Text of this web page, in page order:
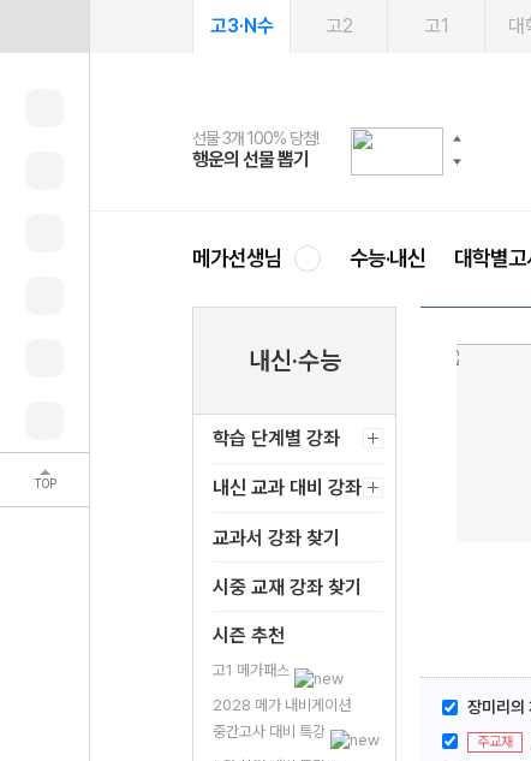
TOP
고3·N수 고2 고1 대
선물 3개 100% 당첨!
행운의 선물 뽑기
선물 100% 증정!
메가스터디 X 올리브
여름방학 스터디 캐시백
메가런 썸머스쿨
2027 러셀 단과
강사 공개선발
스마트러닝앱
설문 EVENT
메가패스
3일 무료 체험권
메가패스 수강생 무료혜택!
메가클럽 멤버십
사회공헌 캠페인
희망이룸 메가나눔
메가선생님 수능·내신 대학별고
내신·수능
학습 단계별 강좌
내신 교과 대비 강좌
교과서 강좌 찾기
시중 교재 강좌 찾기
시즌 추천
고1 메가패스
2028 메가 내비게이션
중간고사 대비 특강
장미리
주교재